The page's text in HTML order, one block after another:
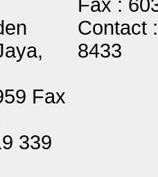
Fax
339
Fax :
Contact
8433